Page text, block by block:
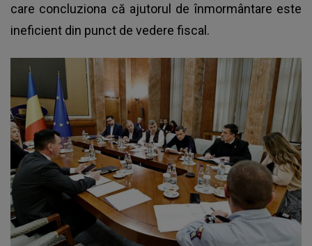
care concluziona că ajutorul de înmormântare este
ineficient din punct de vedere fiscal.